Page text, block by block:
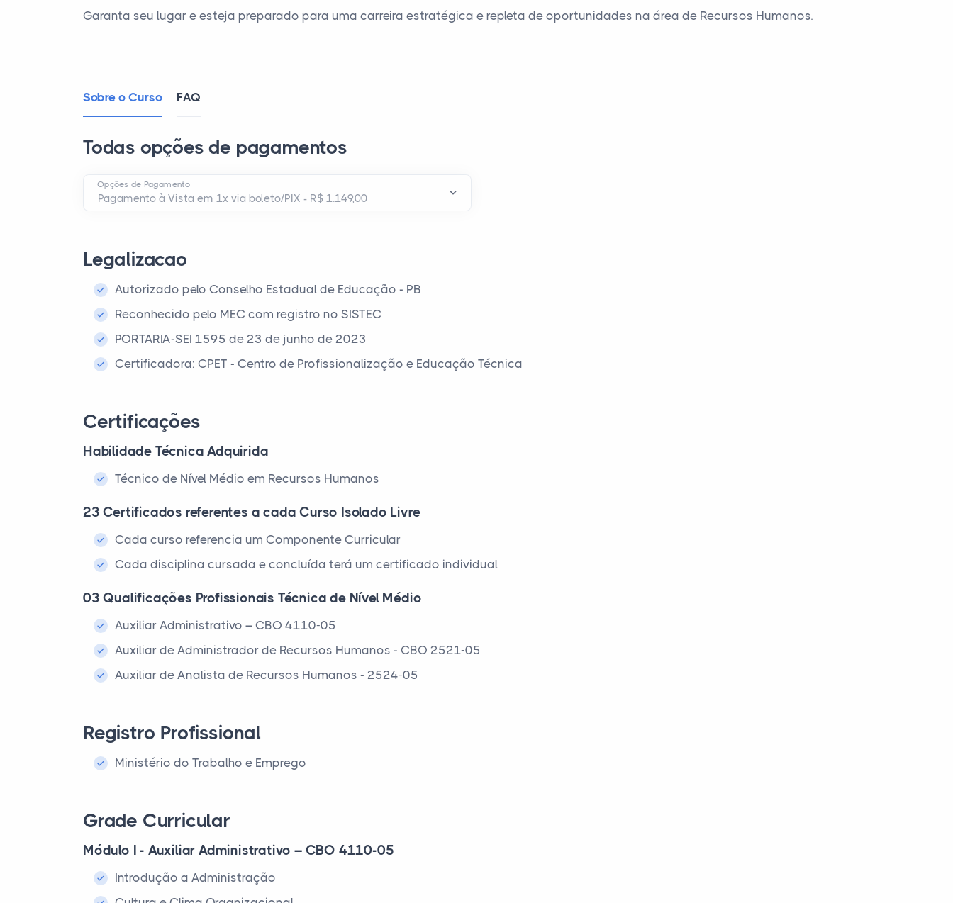
Garanta seu lugar e esteja preparado para uma carreira estratégica e repleta de oportunidades na área de Recursos Humanos.
Sobre o Curso FAQ
Todas opções de pagamentos
Opções de Pagamento
Legalizacao
Autorizado pelo Conselho Estadual de Educação - PB
Reconhecido pelo MEC com registro no SISTEC
PORTARIA-SEI 1595 de 23 de junho de 2023
Certificadora: CPET - Centro de Profissionalização e Educação Técnica
Certificações
Habilidade Técnica Adquirida
Técnico de Nível Médio em Recursos Humanos
23 Certificados referentes a cada Curso Isolado Livre
Cada curso referencia um Componente Curricular
Cada disciplina cursada e concluída terá um certificado individual
03 Qualificações Profissionais Técnica de Nível Médio
Auxiliar Administrativo – CBO 4110-05
Auxiliar de Administrador de Recursos Humanos - CBO 2521-05
Auxiliar de Analista de Recursos Humanos - 2524-05
Registro Profissional
Ministério do Trabalho e Emprego
Grade Curricular
Módulo I - Auxiliar Administrativo – CBO 4110-05
Introdução a Administração